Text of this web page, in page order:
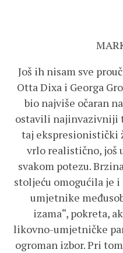
Još ih nisam sve
Otta Dixa i Georga
bio najviše očaran
ostavili najinvazivniji
taj ekspresionistički
vrlo realistično, još
svakom potezu.
stoljeću omogućila je
umjetnike
izama“, pokreta,
likovno-umjetničke
ogroman izbor. Pri